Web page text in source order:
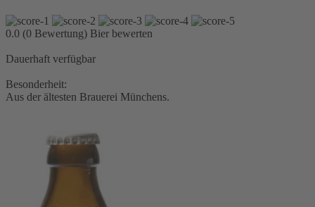
0.0 (0 Bewertung) Bier bewerten
Dauerhaft verfügbar
Besonderheit:
Aus der ältesten Brauerei Münchens.